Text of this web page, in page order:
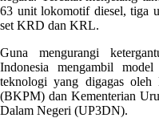
63 unit lokomotif diesel, tiga
set KRD dan KRL.
Guna mengurangi
Indonesia mengambil
teknologi yang digagas oleh
(BKPM) dan Kementerian
Dalam Negeri (UP3DN).